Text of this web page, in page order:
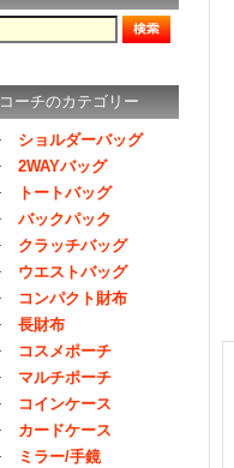
コーチのカテゴリー
ショルダーバッグ
2WAYバッグ
トートバッグ
バックパック
クラッチバッグ
ウエストバッグ
コンパクト財布
長財布
コスメポーチ
マルチポーチ
コインケース
カードケース
ミラー/手鏡